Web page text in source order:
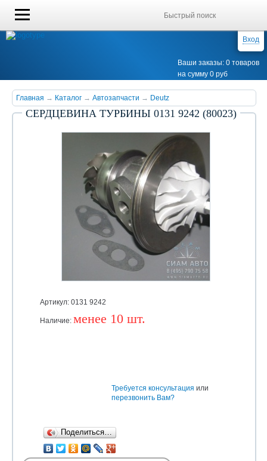
Вход
Ваши заказы: 0 товаров
на сумму 0 руб
Главная → Каталог → Автозапчасти → Deutz
СЕРДЦЕВИНА ТУРБИНЫ 0131 9242 (80023)
Артикул: 0131 9242
Наличие: менее 10 шт.
Поделиться…
Требуется консультация или
перезвонить Вам?